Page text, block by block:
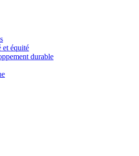
et équité
durable